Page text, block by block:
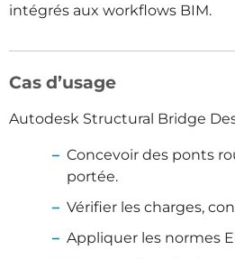
intégrés aux workflows BIM.
Cas d’usage
Autodesk Structural Bridge
Concevoir des ponts
portée.
Vérifier les charges,
Appliquer les normes